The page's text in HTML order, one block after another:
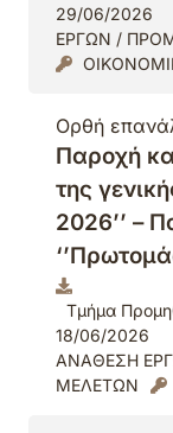
29/06/2026
ΕΡΓΩΝ /
Ορθή
Παροχή
της
2026’’ –
Τμήμα
18/06/2026
ΑΝΑΘΕΣΗ
ΜΕΛΕΤΩΝ